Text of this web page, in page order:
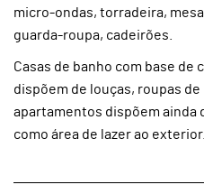
micro-ondas, torradeira,
guarda-roupa, cadeirões.
Casas de banho com base de
dispõem de louças, roupas de
apartamentos dispõem ainda
como área de lazer ao exterior.